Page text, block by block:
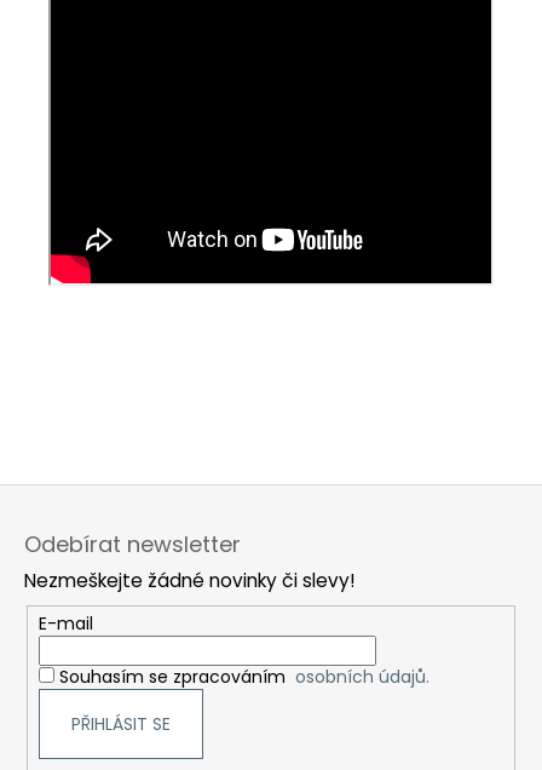
Odebírat newsletter
Nezmeškejte žádné novinky či slevy!
E-mail
Souhasím se zpracováním osobních údajů.
PŘIHLÁSIT SE